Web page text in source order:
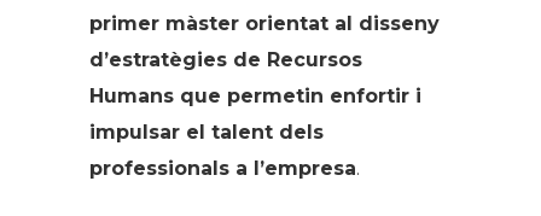
primer màster orientat al disseny
d’estratègies de Recursos
Humans que permetin enfortir i
impulsar el talent dels
professionals a l’empresa.